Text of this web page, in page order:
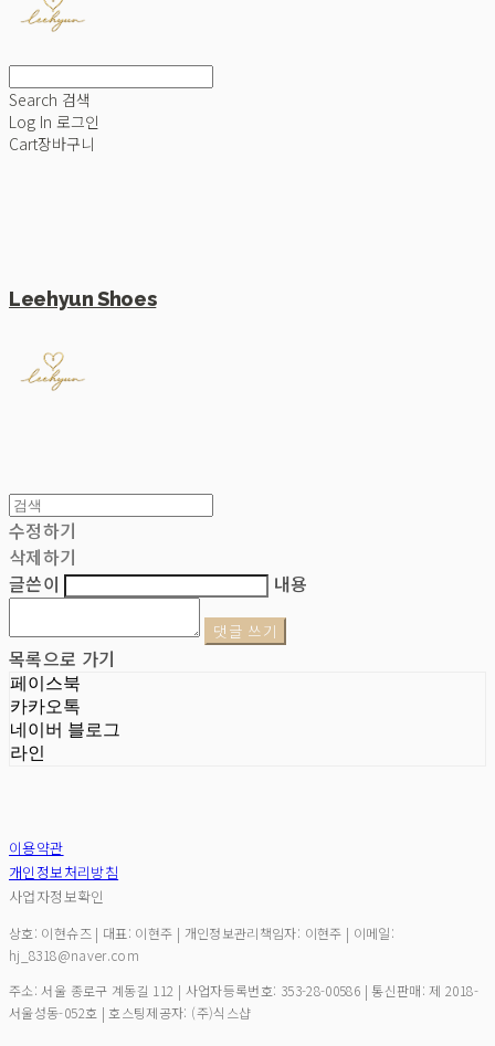
Search 검색
Log In 로그인
Cart장바구니
Leehyun Shoes
수정하기
삭제하기
글쓴이
내용
댓글 쓰기
목록으로 가기
페이스북
카카오톡
네이버 블로그
라인
이용약관
개인정보처리방침
사업자정보확인
상호: 이현슈즈 | 대표: 이현주 | 개인정보관리책임자: 이현주 | 이메일:
hj_8318@naver.com
주소: 서울 종로구 계동길 112 | 사업자등록번호: 353-28-00586 | 통신판매:제 2018-
서울성동-052호 | 호스팅제공자: (주)식스샵